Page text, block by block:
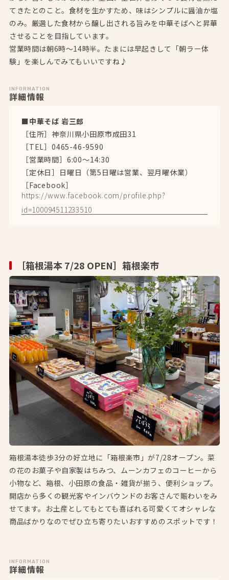
てきたとのこと。食材を生かすため、味はシンプルに醤油か塩
のみ。厳選した食材から醸し出される旨みを中華そばへと昇華
させることを目指しています。
営業時間は朝6時〜14時半。たまには早起きして「朝ラー体
験」を楽しんでみてもいいですね♪
INFORMATION
詳細情報
■中華そば 岩三郎
［住所］神奈川県小田原市成田31
［TEL］0465-46-9590
［営業時間］6:00～14:30
［定休日］日曜日（第5日曜は営業、翌月曜休業）
［Facebook］
https://www.facebook.com/profile.php?
id=100094511233510
［箱根湯本 7/28 OPEN］箱根楽市
箱根湯本徒歩3分の好立地に「箱根楽市」が7/28オープン。菜
の花のお菓子や自家製はちみつ、ムーンカフェのコーヒーから
小物など、箱根、小田原の食品・雑貨が揃う、便利ショップ。
開店から多くの観光客やインバウンドのお客さんで賑わいをみ
せてます。お土産としてもとても喜ばれる可愛くてオシャレな
商品ばかりなのでぜひ立ち寄りたいおすすめのスポットです！
INFORMATION
詳細情報